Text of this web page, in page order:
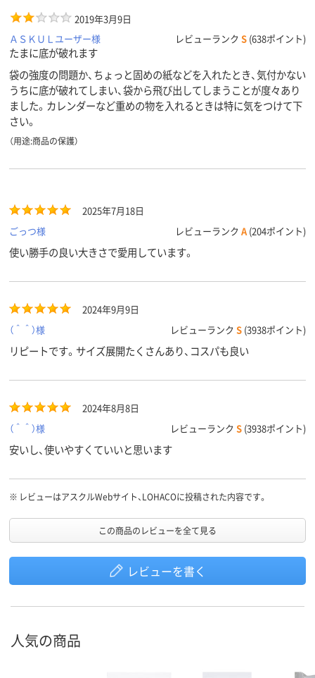
2019年3月9日
ＡＳＫＵＬユーザー様
レビューランク S (638ポイント)
たまに底が破れます
袋の強度の問題か、ちょっと固めの紙などを入れたとき、気付かない
うちに底が破れてしまい、袋から飛び出してしまうことが度々あり
ました。カレンダーなど重めの物を入れるときは特に気をつけて下
さい。
（用途:商品の保護）
2025年7月18日
ごっつ様
レビューランク A (204ポイント)
使い勝手の良い大きさで愛用しています。
2024年9月9日
（＾＾）様
レビューランク S (3938ポイント)
リピートです。サイズ展開たくさんあり、コスパも良い
2024年8月8日
（＾＾）様
レビューランク S (3938ポイント)
安いし、使いやすくていいと思います
※ レビューはアスクルWebサイト、LOHACOに投稿された内容です。
この商品のレビューを全て見る
レビューを書く
人気の商品